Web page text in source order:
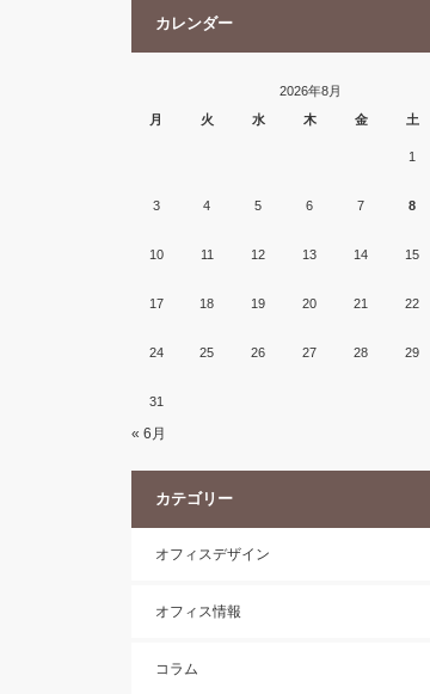
カレンダー
2026年8月
月
火 水 木 金 土
1
3 4 5 6 7 8
10 11 12 13 14 15
17 18 19 20 21 22
24 25 26 27 28 29
31
« 6月
カテゴリー
オフィスデザイン
オフィス情報
コラム